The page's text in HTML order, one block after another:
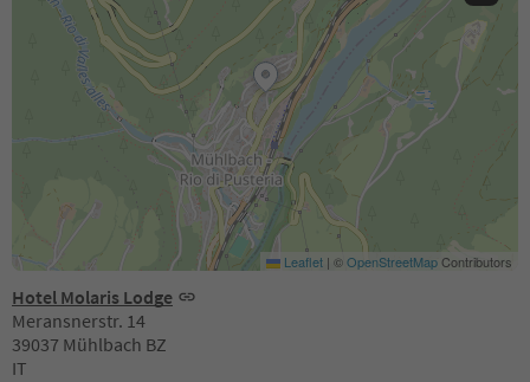
Hotel Molaris Lodge
Meransnerstr. 14
39037 Mühlbach BZ
IT
Leaflet | ©OpenStreetMapContributors